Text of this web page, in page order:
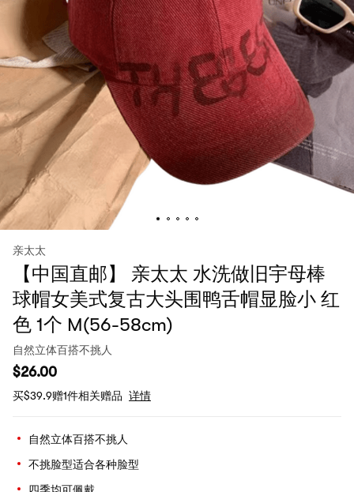
亲太太
【中国直邮】 亲太太 水洗做旧宇母棒
球帽女美式复古大头围鸭舌帽显脸小 红
色 1个 M(56-58cm)
自然立体百搭不挑人
$26.00
买$39.9赠1件相关赠品 详情
自然立体百搭不挑人
不挑脸型适合各种脸型